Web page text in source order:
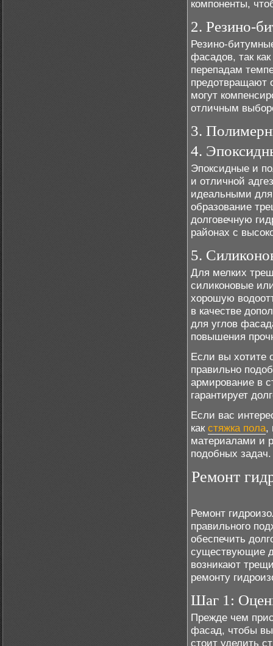
компоненты,
2. Резино-
Резино-
фасадов, так
перепадам
предотвращают
могут
отличным
3.
4.
Эпоксидные и
и отличной
идеальными
образование
долговечную
районах с
5.
Для мелких
силиконовые
хорошую
в качестве
для углов
повышения
Если вы хотите
правильно
армирование в
гарантирует
Если вас
как стяжка пола,
материалами и
подобных задач.
Ремонт
Ремонт
правильного
обеспечить
существующие
возникают
ремонту
Шаг 1:
Прежде чем
фасад, чтобы
стоит уделить